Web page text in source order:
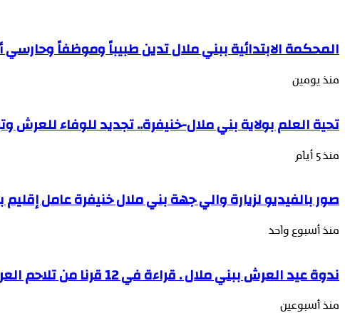
المحكمة الابتدائية ببني ملال تدين طبيباً وموظفاً
منذ يومين
تحية العلم بولاية بني ملال-خنيفرة.. تجديد للوفاء للعرش
منذ 5 أيام
صور بالفيديو لزيارة والي جهة بني ملال خنيفرة عامل إقليم
منذ أسبوع واحد
ندوة عيد العرش ببني ملال . قراءة في 12 قرنا من تلاحم العرش والشعب ومسيرة المغرب نحو المغرب والوحدة
منذ أسبوعين